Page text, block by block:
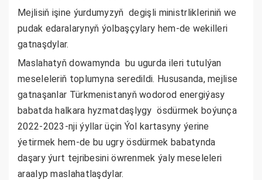
Mejlisiň işine ýurdumyzyň degişli ministrlikleriniň we
pudak edaralarynyň ýolbaşçylary hem-de wekilleri
gatnaşdylar.
Maslahatyň dowamynda bu ugurda ileri tutulýan
meseleleriň toplumyna seredildi. Hususanda, mejlise
gatnaşanlar Türkmenistanyň wodorod energiýasy
babatda halkara hyzmatdaşlygy ösdürmek boýunça
2022-2023-nji ýyllar üçin Ýol kartasyny ýerine
ýetirmek hem-de bu ugry ösdürmek babatynda
daşary ýurt tejribesini öwrenmek ýaly meseleleri
araalyp maslahatlaşdylar.